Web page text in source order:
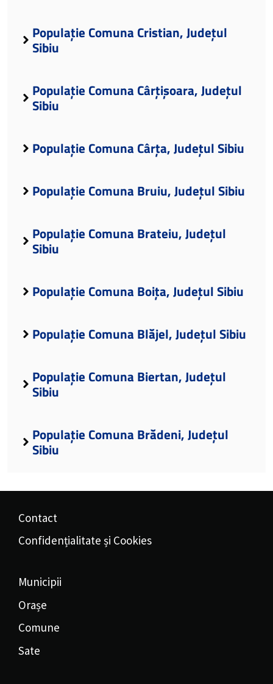
Populație Comuna Cristian, Județul
Sibiu
Populație Comuna Cârțișoara, Județul
Sibiu
Populație Comuna Cârța, Județul Sibiu
Populație Comuna Bruiu, Județul Sibiu
Populație Comuna Brateiu, Județul
Sibiu
Populație Comuna Boița, Județul Sibiu
Populație Comuna Blăjel, Județul Sibiu
Populație Comuna Biertan, Județul
Sibiu
Populație Comuna Brădeni, Județul
Sibiu
Contact
Confidențialitate și Cookies
Municipii
Orașe
Comune
Sate